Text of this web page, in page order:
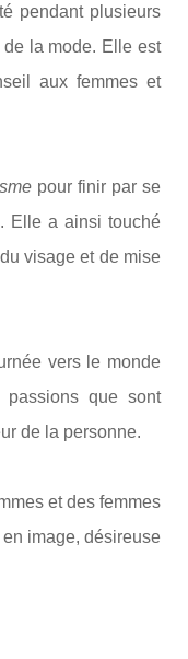
pendant plusieurs
la mode. Elle est
aux femmes et
pour finir par se
Elle a ainsi touché
visage et de mise
vers le monde
que sont
de la personne.
et des femmes
image, désireuse